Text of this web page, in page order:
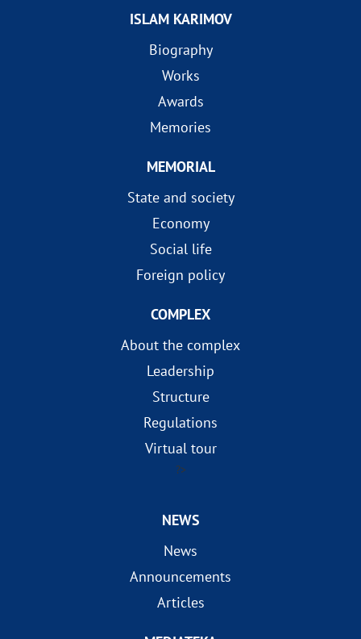
ISLAM KARIMOV
Biography
Works
Awards
Memories
MEMORIAL
State and society
Economy
Social life
Foreign policy
COMPLEX
About the complex
Leadership
Structure
Regulations
Virtual tour
?>
NEWS
News
Announcements
Articles